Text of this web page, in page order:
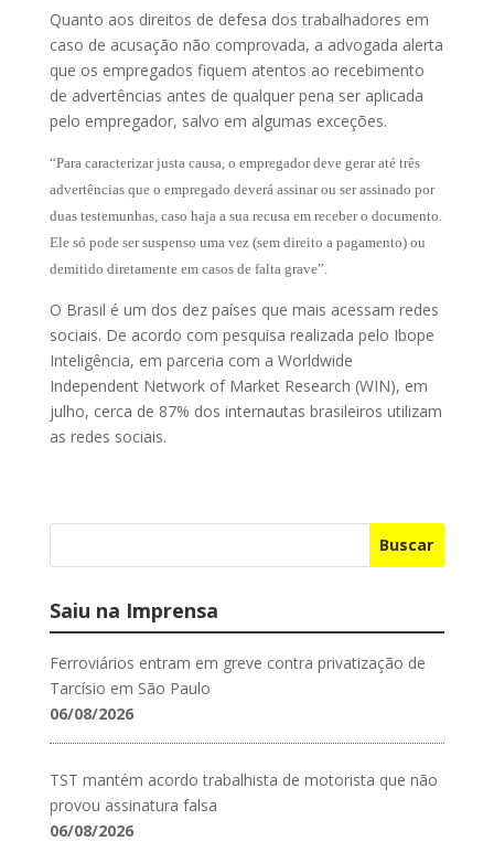
Quanto aos direitos de defesa dos trabalhadores em
caso de acusação não comprovada, a advogada alerta
que os empregados fiquem atentos ao recebimento
de advertências antes de qualquer pena ser aplicada
pelo empregador, salvo em algumas exceções.
“Para caracterizar justa causa, o empregador deve gerar até três
advertências que o empregado deverá assinar ou ser assinado por
duas testemunhas, caso haja a sua recusa em receber o documento.
Ele só pode ser suspenso uma vez (sem direito a pagamento) ou
demitido diretamente em casos de falta grave”.
O Brasil é um dos dez países que mais acessam redes
sociais. De acordo com pesquisa realizada pelo Ibope
Inteligência, em parceria com a Worldwide
Independent Network of Market Research (WIN), em
julho, cerca de 87% dos internautas brasileiros utilizam
as redes sociais.
Buscar
Saiu na Imprensa
Ferroviários entram em greve contra privatização de
Tarcísio em São Paulo
06/08/2026
TST mantém acordo trabalhista de motorista que não
provou assinatura falsa
06/08/2026